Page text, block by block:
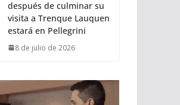
después de culminar su
visita a Trenque Lauquen
estará en Pellegrini
8 de julio de 2026